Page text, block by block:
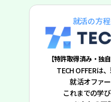
就活の方程
【特許取得済み・独
TECH OFFERは
就活オファ
これまでの学